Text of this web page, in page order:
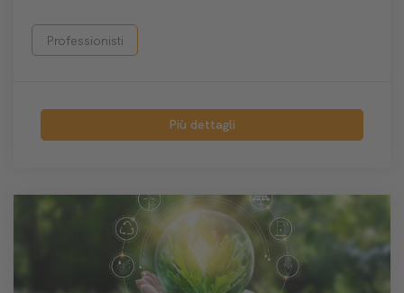
Professionisti
Più dettagli